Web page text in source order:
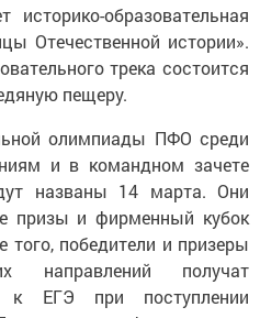
образовательная
Отечественной истории».
трека состоится
пещеру.
олимпиады ПФО среди
и в командном зачете
названы 14 марта. Они
призы и фирменный кубок
победители и призеры
направлений получат
к ЕГЭ при поступлении